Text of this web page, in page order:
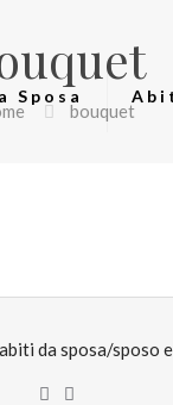
Sposa
bouquet
da sposa/sposo